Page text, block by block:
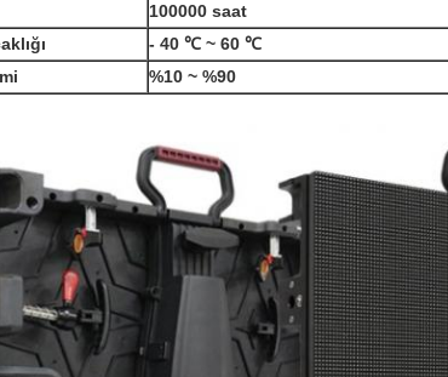
100000 saat
- 40 ℃ ~ 60 ℃
%10 ~ %90